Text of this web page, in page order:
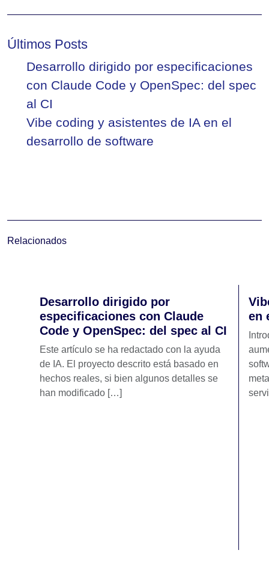
Últimos Posts
Desarrollo dirigido por especificaciones
con Claude Code y OpenSpec: del spec
al CI
Vibe coding y asistentes de IA en el
desarrollo de software
Relacionados
Desarrollo dirigido por
especificaciones con Claude
Code y OpenSpec: del spec al CI
Este artículo se ha redactado con la ayuda
de IA. El proyecto descrito está basado en
hechos reales, si bien algunos detalles se
han modificado […]
en